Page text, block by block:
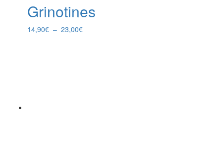
Grinotines
14,90€ – 23,00€Plage